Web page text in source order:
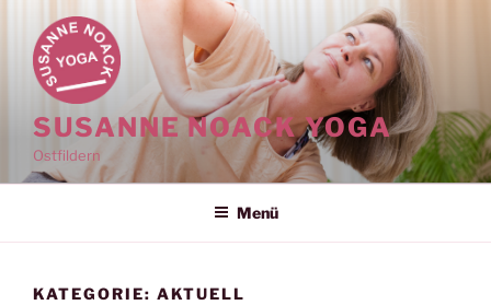
Inhalt
springen
SUSANNE NOACK YOGA
Ostfildern
Menü
KATEGORIE: AKTUELL